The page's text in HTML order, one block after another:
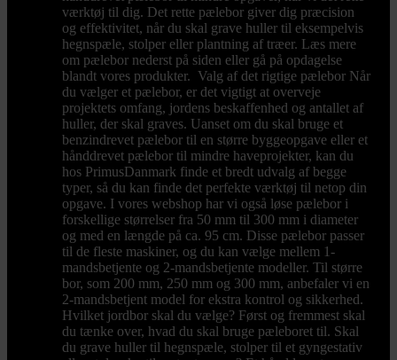
værktøj til dig. Det rette pælebor giver dig præcision
og effektivitet, når du skal grave huller til eksempelvis
hegnspæle, stolper eller plantning af træer. Læs mere
om pælebor nederst på siden eller gå på opdagelse
blandt vores produkter. Valg af det rigtige pælebor Når
du vælger et pælebor, er det vigtigt at overveje
projektets omfang, jordens beskaffenhed og antallet af
huller, der skal graves. Uanset om du skal bruge et
benzindrevet pælebor til en større byggeopgave eller et
hånddrevet pælebor til mindre haveprojekter, kan du
hos PrimusDanmark finde et bredt udvalg af begge
typer, så du kan finde det perfekte værktøj til netop din
opgave. I vores webshop har vi også løse pælebor i
forskellige størrelser fra 50 mm til 300 mm i diameter
og med en længde på ca. 95 cm. Disse pælebor passer
til de fleste maskiner, og du kan vælge mellem 1-
mandsbetjente og 2-mandsbetjente modeller. Til større
bor, som 200 mm, 250 mm og 300 mm, anbefaler vi en
2-mandsbetjent model for ekstra kontrol og sikkerhed.
Hvilket jordbor skal du vælge? Først og fremmest skal
du tænke over, hvad du skal bruge pæleboret til. Skal
du grave huller til hegnspæle, stolper til et gyngestativ